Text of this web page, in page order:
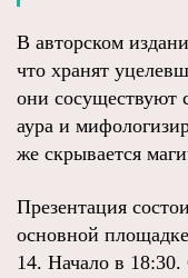
В авторском
что хранят
они сосуществуют
аура и
же скрывается
Презентация
основной
14. Начало в